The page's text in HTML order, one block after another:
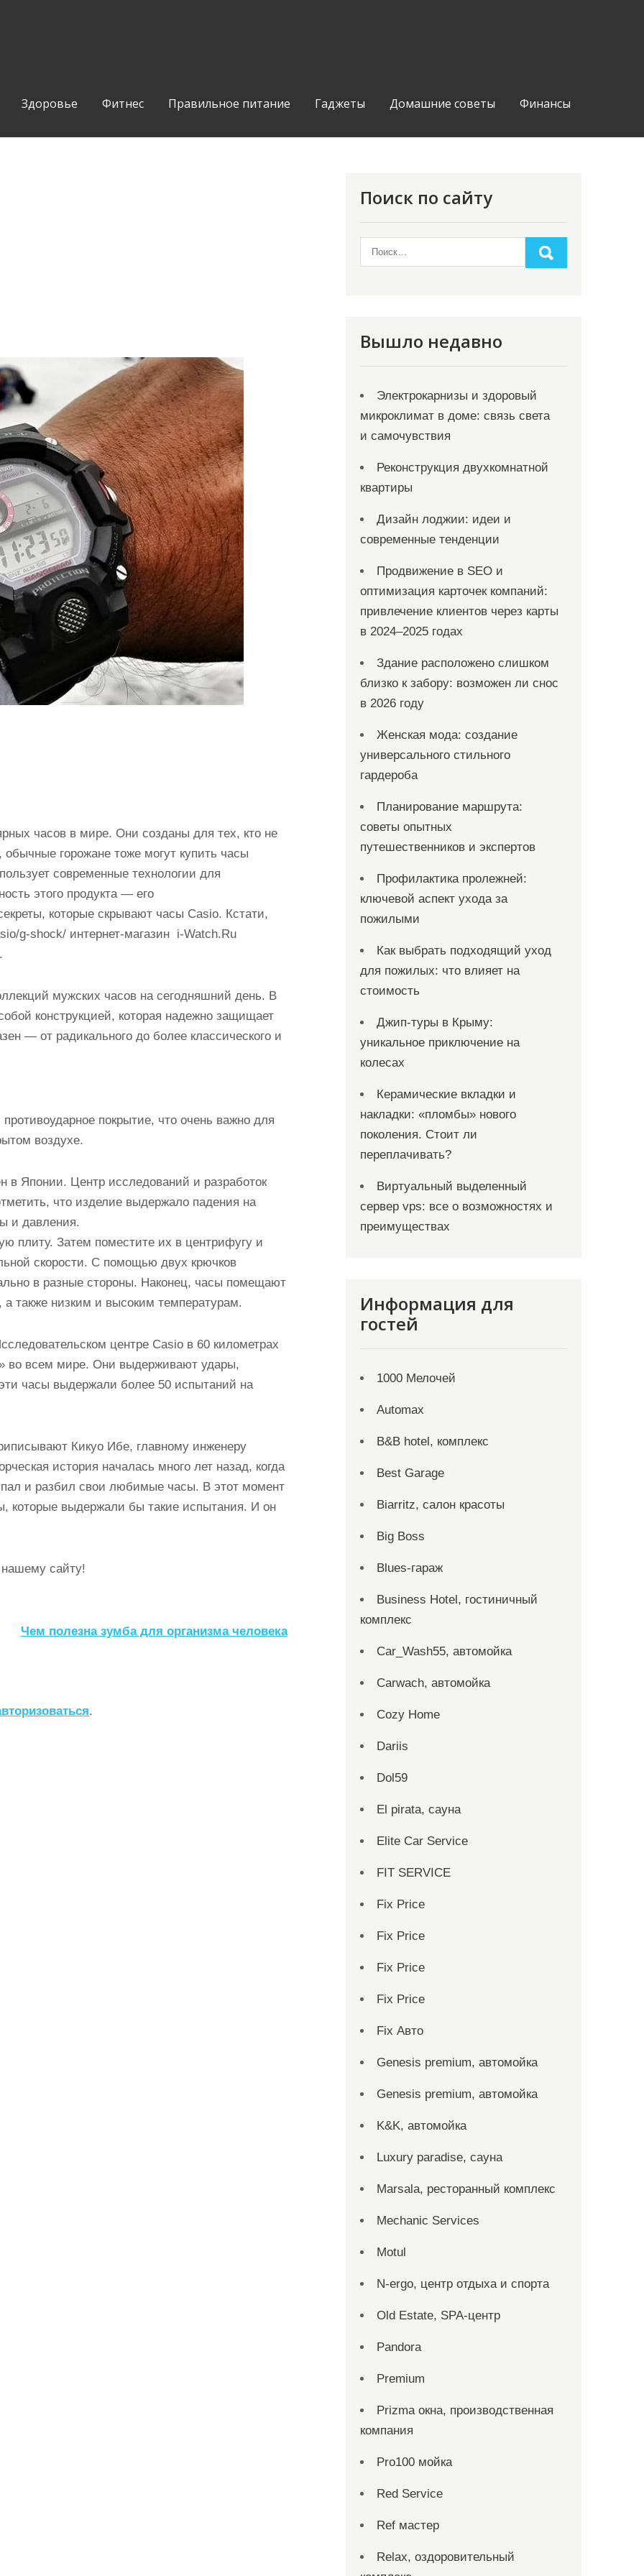
Здоровье Фитнес Правильное питание Гаджеты Домашние советы Финансы
часов в мире. Они созданы для тех, кто не
горожане тоже могут купить часы
современные технологии для
этого продукта — его
которые скрывают часы Casio. Кстати,
g-shock/ интернет-магазин i-Watch.Ru
мужских часов на сегодняшний день. В
конструкцией, которая надежно защищает
— от радикального до более классического и
покрытие, что очень важно для
воздухе.
в Японии. Центр исследований и разработок
что изделие выдержало падения на
и давления.
плиту. Затем поместите их в центрифугу и
скорости. С помощью двух крючков
в разные стороны. Наконец, часы помещают
а также низким и высоким температурам.
центре Casio в 60 километрах
во всем мире. Они выдерживают удары,
часы выдержали более 50 испытаний на
Кикуо Ибе, главному инженеру
история началась много лет назад, когда
и разбил свои любимые часы. В этот момент
которые выдержали бы такие испытания. И он
сайту!
Чем полезна зумба для организма человека
.
Поиск по сайту
Вышло недавно
Электрокарнизы и здоровый
микроклимат в доме: связь света
и самочувствия
Реконструкция двухкомнатной
квартиры
Дизайн лоджии: идеи и
современные тенденции
Продвижение в SEO и
оптимизация карточек компаний:
привлечение клиентов через карты
в 2024–2025 годах
Здание расположено слишком
близко к забору: возможен ли снос
в 2026 году
Женская мода: создание
универсального стильного
гардероба
Планирование маршрута:
советы опытных
путешественников и экспертов
Профилактика пролежней:
ключевой аспект ухода за
пожилыми
Как выбрать подходящий уход
для пожилых: что влияет на
стоимость
Джип-туры в Крыму:
уникальное приключение на
колесах
Керамические вкладки и
накладки: «пломбы» нового
поколения. Стоит ли
переплачивать?
Виртуальный выделенный
сервер vps: все о возможностях и
преимуществах
Информация для
гостей
1000 Мелочей
Automax
B&B hotel, комплекс
Best Garage
Biarritz, салон красоты
Big Boss
Blues-гараж
Business Hotel, гостиничный
комплекс
Car_Wash55, автомойка
Carwach, автомойка
Cozy Home
Dariis
Dol59
El pirata, сауна
Elite Car Service
FIT SERVICE
Fix Price
Fix Price
Fix Price
Fix Price
Fix Авто
Genesis premium, автомойка
Genesis premium, автомойка
K&K, автомойка
Luxury paradise, сауна
Marsala, ресторанный комплекс
Mechanic Services
Motul
N-ergo, центр отдыха и спорта
Old Estate, SPA-центр
Pandora
Premium
Prizma окна, производственная
компания
Pro100 мойка
Red Service
Ref мастер
Relax, оздоровительный